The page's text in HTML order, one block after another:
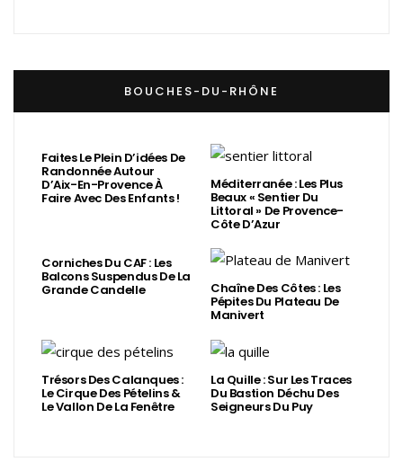
BOUCHES-DU-RHÔNE
Faites Le Plein D’idées De
Randonnée Autour
D’Aix-En-Provence À
Faire Avec Des Enfants !
Méditerranée : Les Plus
Beaux « Sentier Du
Littoral » De Provence-
Côte D’Azur
Corniches Du CAF : Les
Balcons Suspendus De La
Grande Candelle Chaîne Des Côtes : Les
Pépites Du Plateau De
Manivert
Trésors Des Calanques :
Le Cirque Des Pételins &
Le Vallon De La Fenêtre
La Quille : Sur Les Traces
Du Bastion Déchu Des
Seigneurs Du Puy